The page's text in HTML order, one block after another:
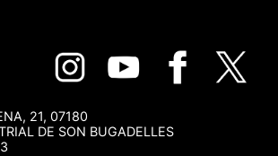
21, 07180
DE SON BUGADELLES